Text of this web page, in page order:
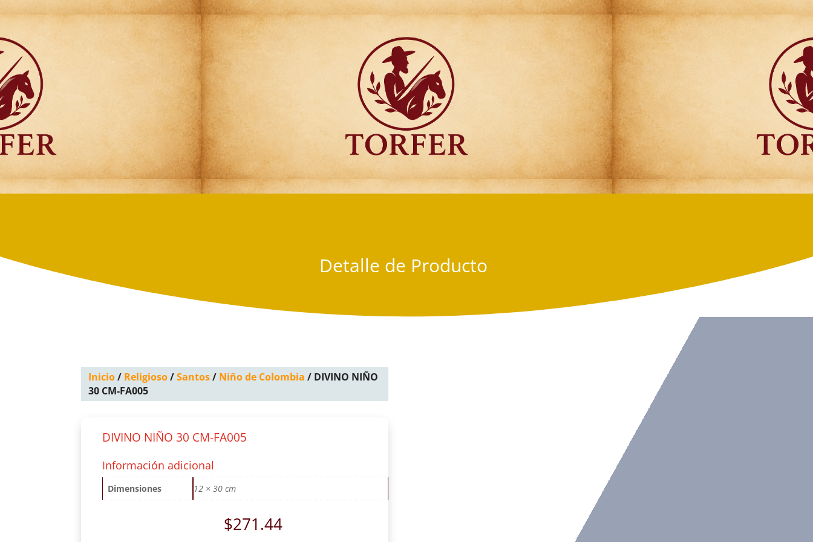
Articulos para Regalo Torfer.
Detalle de Producto
Inicio/ Religioso/Santos/ Niño de Colombia / DIVINO NIÑO
30 CM-FA005
DIVINO NIÑO 30 CM-FA005
Información adicional
Dimensiones 12 × 30 cm
$271.44